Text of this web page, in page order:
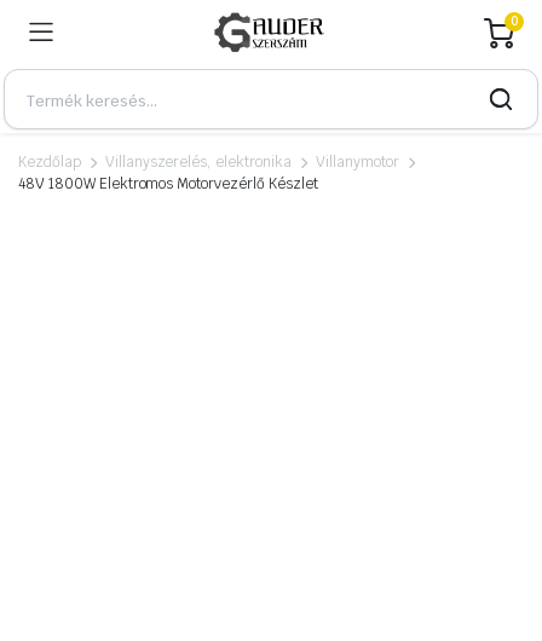
0
Kezdőlap Villanyszerelés, elektronika
Villanymotor
48V 1800W Elektromos Motorvezérlő Készlet